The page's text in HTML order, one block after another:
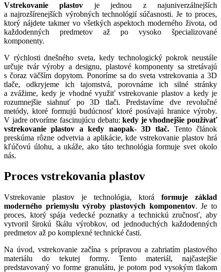
Vstrekovanie plastov je jednou z najuniverzálnejších
a najrozšírenejších výrobných technológií súčasnosti. Je to proces,
ktorý nájdete takmer vo všetkých aspektoch moderného života, od
každodenných predmetov až po vysoko špecializované
komponenty.
V rýchlosti dnešného sveta, kedy technologický pokrok neustále
určuje tvár výroby a designu, plastové komponenty sa stretávajú
s čoraz väčším dopytom. Ponoríme sa do sveta vstrekovania a 3D
tlače, odkryjeme ich tajomstvá, porovnáme ich silné stránky
a zvážime, kedy je vhodné využiť vstrekovanie plastov a kedy je
rozumnejšie siahnuť po 3D tlači. Predstavíme dve revolučné
metódy, ktoré formujú budúcnosť ktoré posúvajú hranice výroby.
V jadre otvoríme fascinujúcu debatu:kedy je vhodnejšie používať
vstrekovanie plastov a kedy naopak- 3D tlač. Tento článok
preskúma rôzne odvetvia a aplikácie, kde vstrekovanie plastov hrá
kľúčovú úlohu, a ukáže, ako táto technológia formuje svet okolo
nás.
Proces vstrekovania plastov
Vstrekovanie plastov je technológia, ktorá formuje základ
moderného priemyslu výroby plastových komponentov. Je to
proces, ktorý spája vedecké poznatky a technickú zručnosť, aby
vytvoril širokú škálu výrobkov, od jednoduchých každodenných
predmetov až po komplexné technické časti.
Na úvod, vstrekovanie začína s prípravou a zahriatím plastového
materiálu do tekutej formy. Tento materiál, najčastejšie
predstavovaný vo forme granulátu, je potom pod vysokým tlakom